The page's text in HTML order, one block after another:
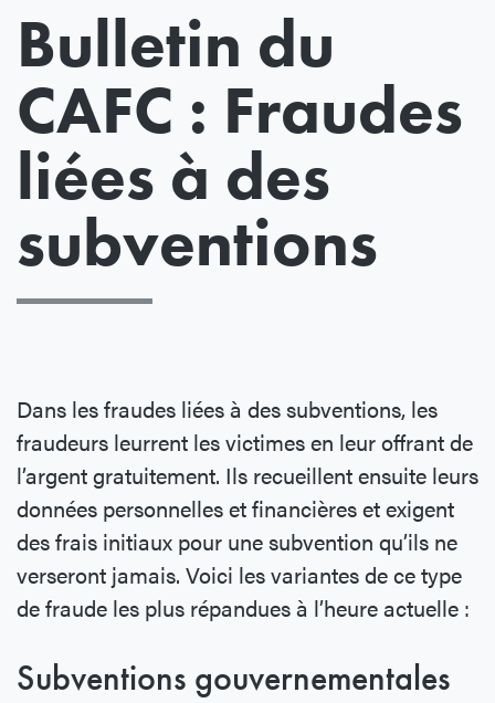
Bulletin du
CAFC : Fraudes
liées à des
subventions
Dans les fraudes liées à des subventions, les
fraudeurs leurrent les victimes en leur offrant de
l’argent gratuitement. Ils recueillent ensuite leurs
données personnelles et financières et exigent
des frais initiaux pour une subvention qu’ils ne
verseront jamais. Voici les variantes de ce type
de fraude les plus répandues à l’heure actuelle :
Subventions gouvernementales